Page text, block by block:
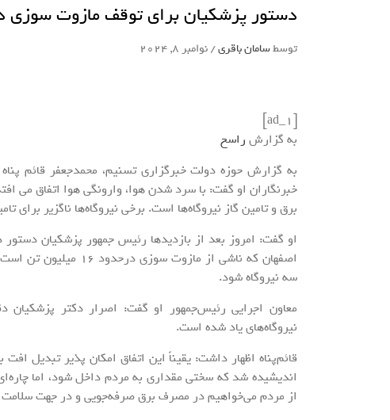
دستور پزشکیان برای توقف مازوت سوزی در 3
توسطسامان باقری/نوامبر 8, 2024
به گزارش راسخ
به گزارش حوزه دولت خبرگزاری تسنیم، محمدجعفر قائم
خبرنگاران او گفت: با سرد شدن هوا، وارونگی هوا اتفاق می
برق و تامین گاز نیروگاه‌ها است. برخی نیروگاه‌ها ناگزیر
او گفت: امروز بعد از بازدید‌ها رئیس جمهور پزشکیان
اصفهان که ناشی از
سه نیروگاه شود.
معاون اجرایی رئیس‌جمهور او گفت: اصرار دکتر
نیروگاه‌های یاد شده است.
قائم‌پناه اظهار داشت: یقیناً این اتفاق امکان پذیر تبدیل
اندیشیده شد که سختی مقداری به مردم داخل شود، اما
از مردم می‌خواهیم در مصرف برق صرفه‌جویی و در جهت